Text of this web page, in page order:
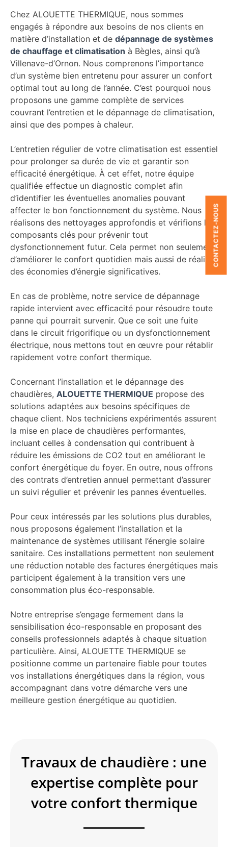
Chez ALOUETTE THERMIQUE, nous sommes
engagés à répondre aux besoins de nos clients en
matière d’installation et de dépannage de systèmes
de chauffage et climatisation à Bègles, ainsi qu’à
Villenave-d’Ornon. Nous comprenons l’importance
d’un système bien entretenu pour assurer un confort
optimal tout au long de l’année. C’est pourquoi nous
proposons une gamme complète de services
couvrant l’entretien et le dépannage de climatisation,
ainsi que des pompes à chaleur.
L’entretien régulier de votre climatisation est essentiel
pour prolonger sa durée de vie et garantir son
efficacité énergétique. À cet effet, notre équipe
qualifiée effectue un diagnostic complet afin
d’identifier les éventuelles anomalies pouvant
affecter le bon fonctionnement du système. Nous
réalisons des nettoyages approfondis et vérifions les
composants clés pour prévenir tout
dysfonctionnement futur. Cela permet non seulement
d’améliorer le confort quotidien mais aussi de réaliser
des économies d’énergie significatives.
En cas de problème, notre service de dépannage
rapide intervient avec efficacité pour résoudre toute
panne qui pourrait survenir. Que ce soit une fuite
dans le circuit frigorifique ou un dysfonctionnement
électrique, nous mettons tout en œuvre pour rétablir
rapidement votre confort thermique.
Concernant l’installation et le dépannage des
chaudières, ALOUETTE THERMIQUE propose des
solutions adaptées aux besoins spécifiques de
chaque client. Nos techniciens expérimentés assurent
la mise en place de chaudières performantes,
incluant celles à condensation qui contribuent à
réduire les émissions de CO2 tout en améliorant le
confort énergétique du foyer. En outre, nous offrons
des contrats d’entretien annuel permettant d’assurer
un suivi régulier et prévenir les pannes éventuelles.
Pour ceux intéressés par les solutions plus durables,
nous proposons également l’installation et la
maintenance de systèmes utilisant l’énergie solaire
sanitaire. Ces installations permettent non seulement
une réduction notable des factures énergétiques mais
participent également à la transition vers une
consommation plus éco-responsable.
Notre entreprise s’engage fermement dans la
sensibilisation éco-responsable en proposant des
conseils professionnels adaptés à chaque situation
particulière. Ainsi, ALOUETTE THERMIQUE se
positionne comme un partenaire fiable pour toutes
vos installations énergétiques dans la région, vous
accompagnant dans votre démarche vers une
meilleure gestion énergétique au quotidien.
Travaux de chaudière : une
expertise complète pour
votre confort thermique
CONTACTEZ-NOUS